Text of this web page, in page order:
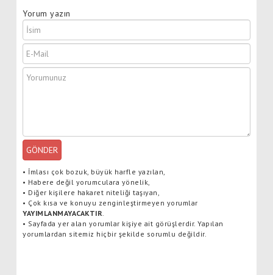
Yorum yazın
GÖNDER
• İmlası çok bozuk, büyük harfle yazılan,
• Habere değil yorumculara yönelik,
• Diğer kişilere hakaret niteliği taşıyan,
• Çok kısa ve konuyu zenginleştirmeyen yorumlar
YAYIMLANMAYACAKTIR.
• Sayfada yer alan yorumlar kişiye ait görüşlerdir. Yapılan
yorumlardan sitemiz hiçbir şekilde sorumlu değildir.